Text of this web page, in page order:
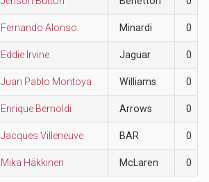
Fernando Alonso Minardi 0
Eddie Irvine Jaguar 0
Juan Pablo Montoya Williams 0
Enrique Bernoldi Arrows 0
Jacques Villeneuve BAR 0
Mika Häkkinen McLaren 0